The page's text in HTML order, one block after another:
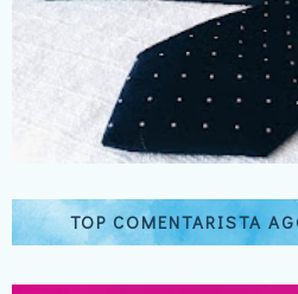
TOP COMENTARISTA